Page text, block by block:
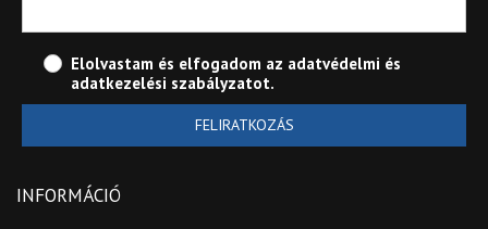
Elolvastam és elfogadom az adatvédelmi és
adatkezelési szabályzatot.
FELIRATKOZÁS
INFORMÁCIÓ